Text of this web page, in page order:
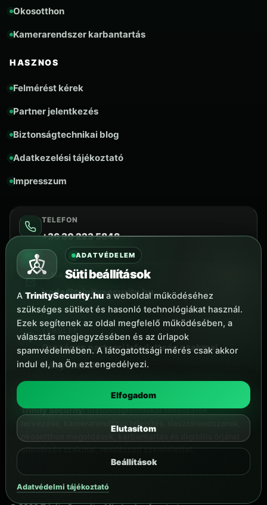
Okosotthon
Kamerarendszer karbantartás
HASZNOS
Felmérést kérek
Partner jelentkezés
Biztonságtechnikai blog
Adatkezelési tájékoztató
Impresszum
TELEFON
+36 30 223 5848
E-MAIL
iroda@trinitysecurity.hu
TERÜLET
Országos partneri lefedettség szakmai
irányítással
Trinity Security:biztonságtechnikai rendszerek
tervezése, kamerarendszer telepítés, riasztórendszerek,
ellenőrzés szakmai, rendészeti szemlélettel.
ADATVÉDELEM
Süti beállítások
A TrinitySecurity.hu a weboldal működéséhez
szükséges sütiket és hasonló technológiákat használ.
Ezek segítenek az oldal megfelelő működésében, a
választás megjegyzésében és az űrlapok
spamvédelmében. A látogatottsági mérés csak akkor
indul el, ha Ön ezt engedélyezi.
Elfogadom
Elutasítom
Beállítások
Adatvédelmi tájékoztató